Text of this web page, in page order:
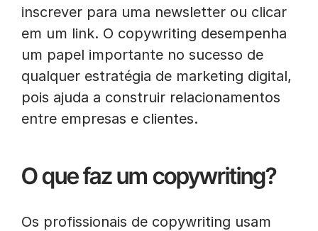
inscrever para uma newsletter ou clicar
em um link. O copywriting desempenha
um papel importante no sucesso de
qualquer estratégia de marketing digital,
pois ajuda a construir relacionamentos
entre empresas e clientes.
O que faz um copywriting?
Os profissionais de copywriting usam